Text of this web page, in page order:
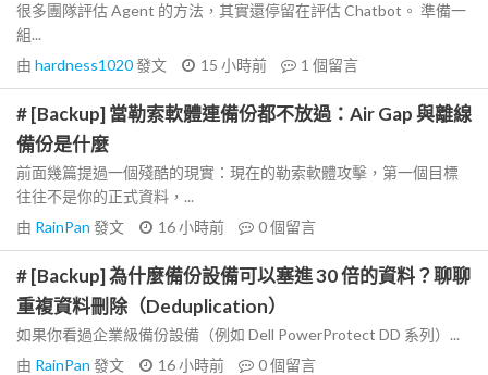
很多團隊評估 Agent 的方法，其實還停留在評估 Chatbot。 準備一
組...
由 hardness1020發文 15 小時前 1 個留言
# [Backup] 當勒索軟體連備份都不放過：Air Gap 與離線
備份是什麼
前面幾篇提過一個殘酷的現實：現在的勒索軟體攻擊，第一個目標
往往不是你的正式資料，...
由 RainPan 發文 16 小時前 0個留言
# [Backup] 為什麼備份設備可以塞進 30 倍的資料？聊聊
重複資料刪除（Deduplication）
如果你看過企業級備份設備（例如 Dell PowerProtect DD 系列）...
由 RainPan 發文 16 小時前 0個留言